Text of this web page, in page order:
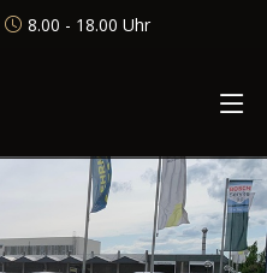
8.00 - 18.00 Uhr